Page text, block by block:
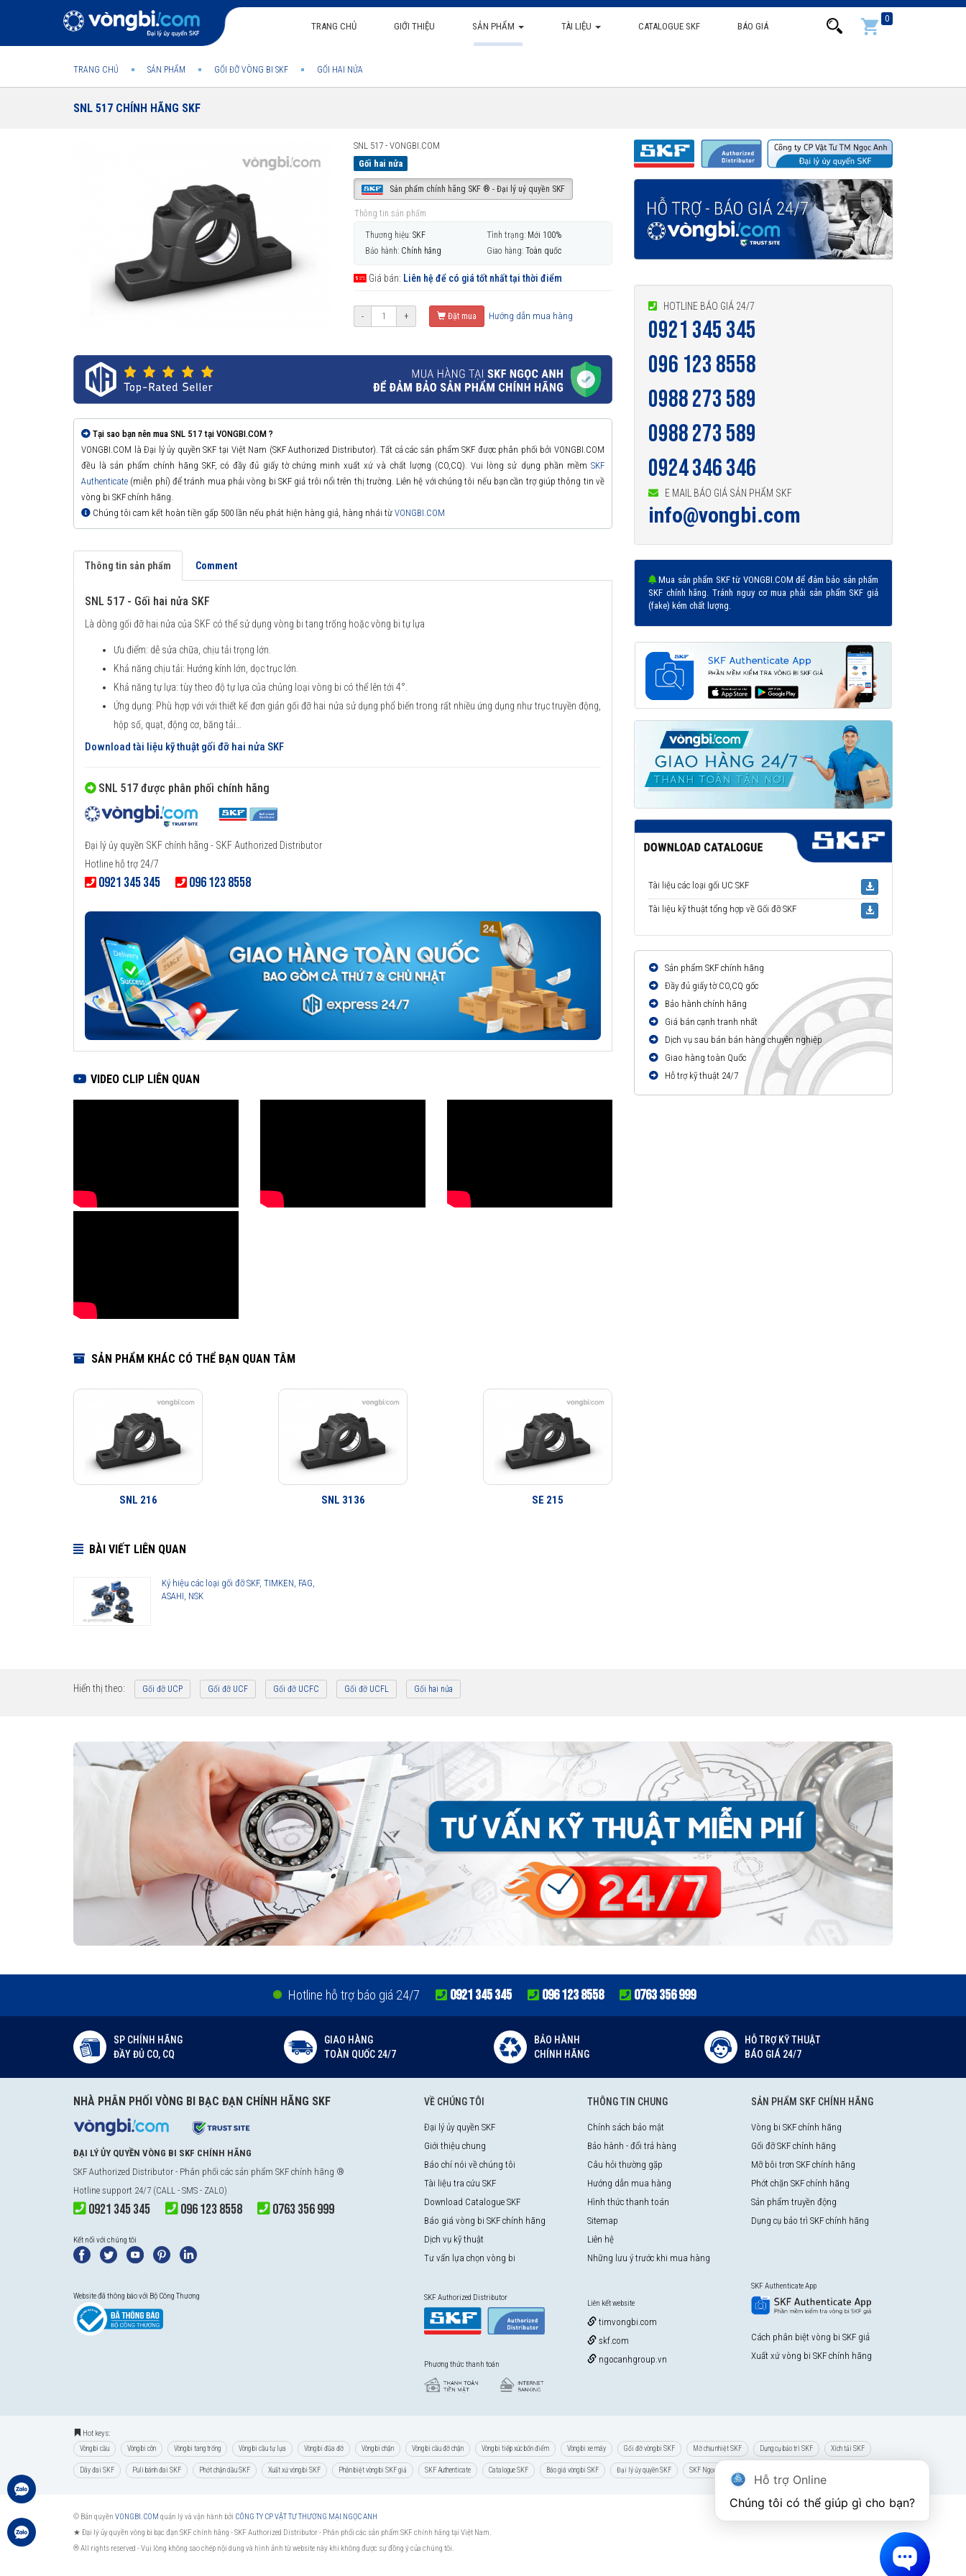
TRANG CHỦ GIỚI THIỆU SẢN PHẨM TÀI LIỆU CATALOGUE SKF BÁO GIÁ
0
TRANG CHỦ SẢN PHẨM GỐI ĐỠ VÒNG BI SKF GỐI HAI NỬA
SNL 517 CHÍNH HÃNG SKF
SNL 517 - VONGBI.COM
Gối hai nửa
Sản phẩm chính hãng SKF ® - Đại lý uỷ quyền SKF
Thông tin sản phẩm
Thương hiệu: SKF Tình trạng: Mới 100%
Bảo hành: Chính hãng Giao hàng: Toàn quốc
Giá bán: Liên hệ để có giá tốt nhất tại thời điểm
- + Đặt mua Hướng dẫn mua hàng
Tại sao bạn nên mua SNL 517 tại VONGBI.COM ?
VONGBI.COM là Đại lý ủy quyền SKF tại Việt Nam (SKF Authorized Distributor). Tất cả các sản phẩm SKF được phân phối bởi VONGBI.COM
đều là sản phẩm chính hãng SKF, có đầy đủ giấy tờ chứng minh xuất xứ và chất lượng (CO,CQ). Vui lòng sử dụng phần mềm SKF
Authenticate (miễn phí) để tránh mua phải vòng bi SKF giả trôi nổi trên thị trường. Liên hệ với chúng tôi nếu bạn cần trợ giúp thông tin về
vòng bi SKF chính hãng.
Chúng tôi cam kết hoàn tiền gấp 500 lần nếu phát hiện hàng giả, hàng nhái từ VONGBI.COM
Thông tin sản phẩm Comment
SNL 517 - Gối hai nửa SKF
Là dòng gối đỡ hai nửa của SKF có thể sử dụng vòng bi tang trống hoặc vòng bi tự lựa
Ưu điểm: dễ sửa chữa, chịu tải trọng lớn.
Khả năng chịu tải: Hướng kính lớn, dọc trục lớn.
Khả năng tự lựa: tùy theo độ tự lựa của chủng loại vòng bi có thể lên tới 4°.
Ứng dụng: Phù hợp với với thiết kế đơn giản gối đỡ hai nửa sử dụng phổ biến trong rất nhiều ứng dụng như trục truyền động,
hộp số, quạt, động cơ, băng tải…
Download tài liệu kỹ thuật gối đỡ hai nửa SKF
SNL 517 được phân phối chính hãng
Đại lý ủy quyền SKF chính hãng - SKF Authorized Distributor
Hotline hỗ trợ 24/7
0921 345 345 096 123 8558
VIDEO CLIP LIÊN QUAN
SẢN PHẨM KHÁC CÓ THỂ BẠN QUAN TÂM
SNL 216 SNL 3136 SE 215
BÀI VIẾT LIÊN QUAN
Ký hiệu các loại gối đỡ SKF, TIMKEN, FAG,
ASAHI, NSK
HOTLINE BÁO GIÁ 24/7
0921 345 345
096 123 8558
0988 273 589
0988 273 589
0924 346 346
E MAIL BÁO GIÁ SẢN PHẨM SKF
info@vongbi.com
Mua sản phẩm SKF từ VONGBI.COM để đảm bảo sản phẩm
SKF chính hãng. Tránh nguy cơ mua phải sản phẩm SKF giả
(fake) kém chất lượng.
Tài liệu các loại gối UC SKF
Tài liệu kỹ thuật tổng hợp về Gối đỡ SKF
Sản phẩm SKF chính hãng
Đầy đủ giấy tờ CO,CQ gốc
Bảo hành chính hãng
Giá bán cạnh tranh nhất
Dịch vụ sau bán bán hàng chuyên nghiệp
Giao hàng toàn Quốc
Hỗ trợ kỹ thuật 24/7
Hiển thị theo: Gối đỡ UCP Gối đỡ UCF Gối đỡ UCFC Gối đỡ UCFL Gối hai nửa
Hotline hỗ trợ báo giá 24/7 0921 345 345 096 123 8558 0763 356 999
SP CHÍNH HÃNG
ĐẦY ĐỦ CO, CQ
GIAO HÀNG
TOÀN QUỐC 24/7
BẢO HÀNH
CHÍNH HÃNG
HỖ TRỢ KỸ THUẬT
BÁO GIÁ 24/7
NHÀ PHÂN PHỐI VÒNG BI BẠC ĐẠN CHÍNH HÃNG SKF
ĐẠI LÝ ỦY QUYỀN VÒNG BI SKF CHÍNH HÃNG
SKF Authorized Distributor - Phân phối các sản phẩm SKF chính hãng ®
Hotline support 24/7 (CALL - SMS - ZALO)
0921 345 345 096 123 8558 0763 356 999
Kết nối với chúng tôi
Website đã thông báo với Bộ Công Thương
VỀ CHÚNG TÔI
Đại lý ủy quyền SKF
Giới thiệu chung
Báo chí nói về chúng tôi
Tài liệu tra cứu SKF
Download Catalogue SKF
Báo giá vòng bi SKF chính hãng
Dịch vụ kỹ thuật
Tư vấn lựa chọn vòng bi
SKF Authorized Distributor
Phương thức thanh toán
THÔNG TIN CHUNG
Chính sách bảo mật
Bảo hành - đổi trả hàng
Câu hỏi thường gặp
Hướng dẫn mua hàng
Hình thức thanh toán
Sitemap
Liên hệ
Những lưu ý trước khi mua hàng
Liên kết website
timvongbi.com
skf.com
ngocanhgroup.vn
SẢN PHẨM SKF CHÍNH HÃNG
Vòng bi SKF chính hãng
Gối đỡ SKF chính hãng
Mỡ bôi trơn SKF chính hãng
Phớt chặn SKF chính hãng
Sản phẩm truyền động
Dụng cụ bảo trì SKF chính hãng
SKF Authenticate App
Cách phân biệt vòng bi SKF giả
Xuất xứ vòng bi SKF chính hãng
Hot keys:
Vòng bi cầu Vòng bi côn Vòng bi tang trống Vòng bi cầu tự lựa Vòng bi đũa đỡ Vòng bi chặn Vòng bi cầu đỡ chặn Vòng bi tiếp xúc bốn điểm Vòng bi xe máy Gối đỡ vòng bi SKF Mỡ chịu nhiệt SKF Dụng cụ bảo trì SKF Xích tải SKF
Dây đai SKF Puli bánh đai SKF Phớt chặn dầu SKF Xuất xứ vòng bi SKF Phân biệt vòng bi SKF giả SKF Authenticate Catalogue SKF Báo giá vòng bi SKF Đại lý ủy quyền SKF SKF Ngọc Anh
© Bản quyền VONGBI.COM quản lý và vận hành bởi CÔNG TY CP VẬT TƯ THƯƠNG MẠI NGỌC ANH
★ Đại lý ủy quyền vòng bi bạc đạn SKF chính hãng -SKF Authorized Distributor- Phân phối các sản phẩm SKF chính hãng tại Việt Nam.
® All rights reserved - Vui lòng không sao chép nội dung và hình ảnh từ website này khi không được sự đồng ý của chúng tôi.
Hỗ trợ Online
Chúng tôi có thể giúp gì cho bạn?